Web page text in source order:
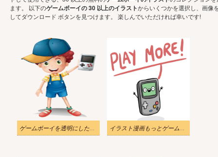
ます。 以下のゲームボーイの 30 以上のイラストからいくつかを選択し、画像
してダウンロード ボタンを見つけます。 楽しんでいただければ幸いです!
ゲームボーイを透明にしたイラストの少年 イラスト漫画もっとゲームボーイをプレイ png